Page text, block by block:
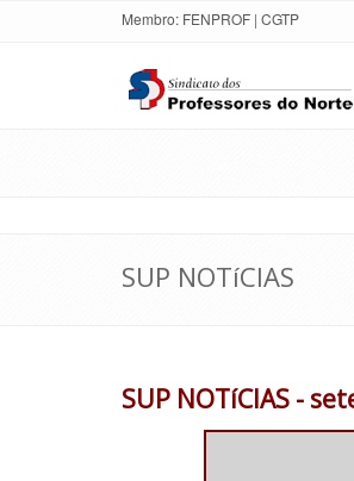
Membro: FENPROF | CGTP
SUP NOTíCIAS
SUP NOTíCIAS -